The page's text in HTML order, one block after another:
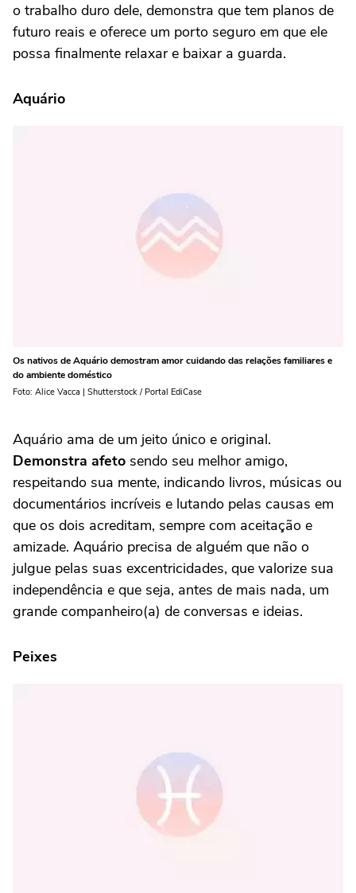
o trabalho duro dele, demonstra que tem planos de
futuro reais e oferece um porto seguro em que ele
possa finalmente relaxar e baixar a guarda.
Aquário
Os nativos de Aquário demostram amor cuidando das relações familiares e
do ambiente doméstico
Foto: Alice Vacca | Shutterstock / Portal EdiCase
Aquário ama de um jeito único e original.
Demonstra afeto sendo seu melhor amigo,
respeitando sua mente, indicando livros, músicas ou
documentários incríveis e lutando pelas causas em
que os dois acreditam, sempre com aceitação e
amizade. Aquário precisa de alguém que não o
julgue pelas suas excentricidades, que valorize sua
independência e que seja, antes de mais nada, um
grande companheiro(a) de conversas e ideias.
Peixes